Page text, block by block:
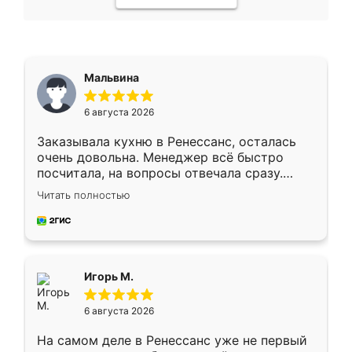
Мальвина
6 августа 2026
Заказывала кухню в Ренессанс, осталась
очень довольна. Менеджер всё быстро
посчитала, на вопросы отвечала сразу.
Замерщик приехал в субботу, подошёл к
делу со всей ответственностью. Собрали
за день, ребята работали аккуратно, даже
Читать полностью
Игорь М.
6 августа 2026
На самом деле в Ренессанс уже не первый